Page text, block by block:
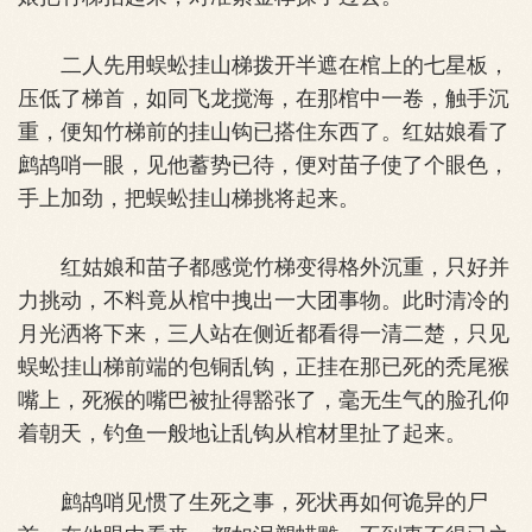
二人先用蜈蚣挂山梯拨开半遮在棺上的七星板，
压低了梯首，如同飞龙搅海，在那棺中一卷，触手沉
重，便知竹梯前的挂山钩已搭住东西了。红姑娘看了
鹧鸪哨一眼，见他蓄势已待，便对苗子使了个眼色，
手上加劲，把蜈蚣挂山梯挑将起来。
红姑娘和苗子都感觉竹梯变得格外沉重，只好并
力挑动，不料竟从棺中拽出一大团事物。此时清冷的
月光洒将下来，三人站在侧近都看得一清二楚，只见
蜈蚣挂山梯前端的包铜乱钩，正挂在那已死的秃尾猴
嘴上，死猴的嘴巴被扯得豁张了，毫无生气的脸孔仰
着朝天，钓鱼一般地让乱钩从棺材里扯了起来。
鹧鸪哨见惯了生死之事，死状再如何诡异的尸